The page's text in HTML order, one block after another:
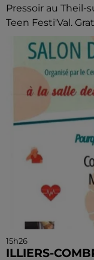
Pressoir au Theil-
Teen Festi'Val.
15h26
ILLIERS-